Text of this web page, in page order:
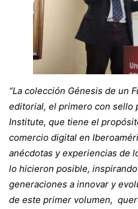
“La colección Génesis de un
editorial, el primero con sello
Institute, que tiene el
comercio digital en
anécdotas y experiencias de
lo hicieron posible,
generaciones a innovar y
de este primer volumen,